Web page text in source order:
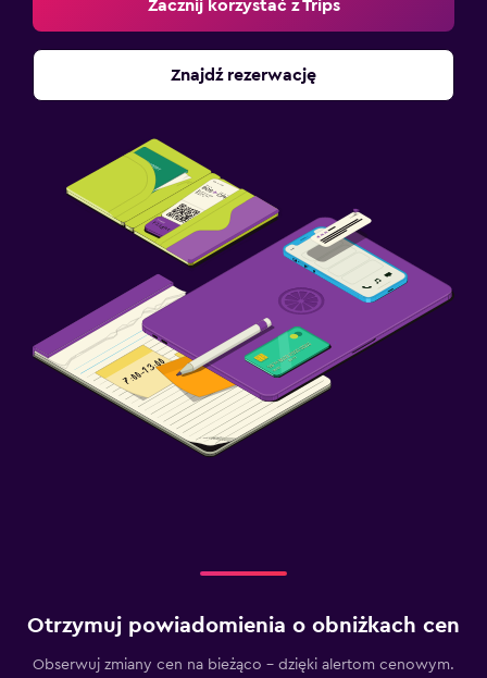
Zacznij korzystać z Trips
Znajdź rezerwację
Otrzymuj powiadomienia o obniżkach cen
Obserwuj zmiany cen na bieżąco – dzięki alertom cenowym.